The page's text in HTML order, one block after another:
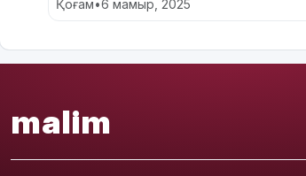
Қоғам•6 мамыр, 2025
malim